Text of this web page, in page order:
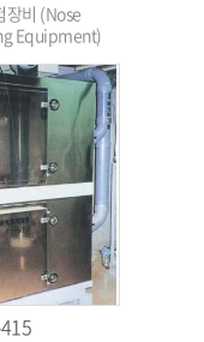
장비 (Nose
Equipment)